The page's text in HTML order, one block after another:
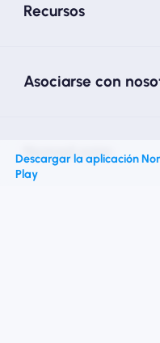
Recursos
Asociarse con
Nomad esim
Descargar la aplicación
Play